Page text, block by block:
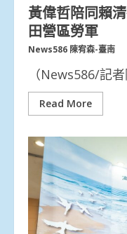
黃偉哲陪同賴
田營區勞軍
News586 陳宥森-臺南
（News586/記
Read More